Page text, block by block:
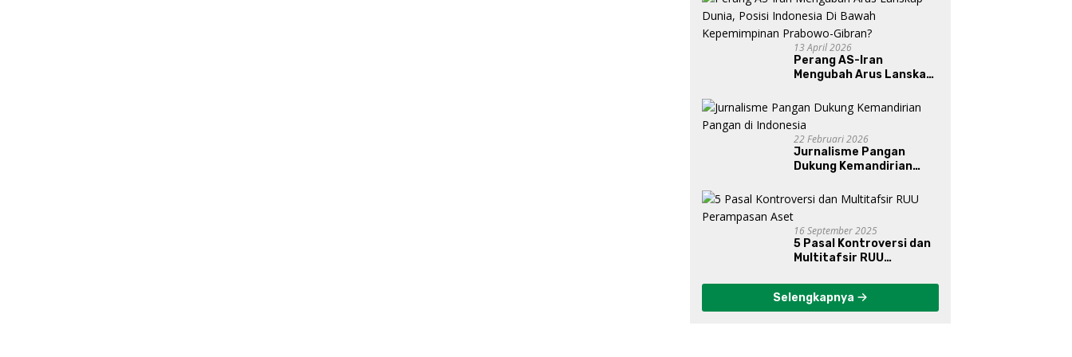
13 April 2026
Perang AS-Iran
Mengubah Arus Lanskap
Bawah Kepemimpinan
Prabowo-Gibran?
22 Februari 2026
Jurnalisme Pangan
Dukung Kemandirian
16 September 2025
5 Pasal Kontroversi dan
Multitafsir RUU
Selengkapnya